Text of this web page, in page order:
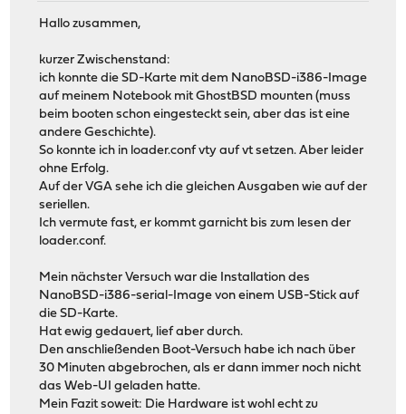
Hallo zusammen,
kurzer Zwischenstand:
ich konnte die SD-Karte mit dem NanoBSD-i386-Image
auf meinem Notebook mit GhostBSD mounten (muss
beim booten schon eingesteckt sein, aber das ist eine
andere Geschichte).
So konnte ich in loader.conf vty auf vt setzen. Aber leider
ohne Erfolg.
Auf der VGA sehe ich die gleichen Ausgaben wie auf der
seriellen.
Ich vermute fast, er kommt garnicht bis zum lesen der
loader.conf.
Mein nächster Versuch war die Installation des
NanoBSD-i386-serial-Image von einem USB-Stick auf
die SD-Karte.
Hat ewig gedauert, lief aber durch.
Den anschließenden Boot-Versuch habe ich nach über
30 Minuten abgebrochen, als er dann immer noch nicht
das Web-UI geladen hatte.
Mein Fazit soweit: Die Hardware ist wohl echt zu